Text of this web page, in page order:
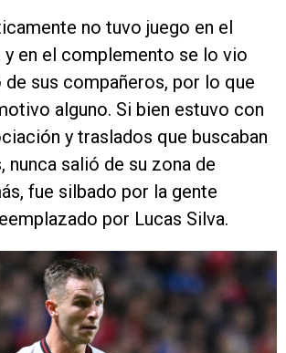
no tuvo juego en el
en el complemento se lo vio
sus compañeros, por lo que
alguno. Si bien estuvo con
y traslados que buscaban
nunca salió de su zona de
fue silbado por la gente
por Lucas Silva.